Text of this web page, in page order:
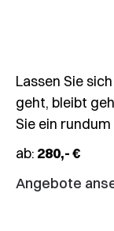
Lassen Sie
geht, bleibt
Sie ein
ab: 280,- €
Angebote
27.11.2026
🎄